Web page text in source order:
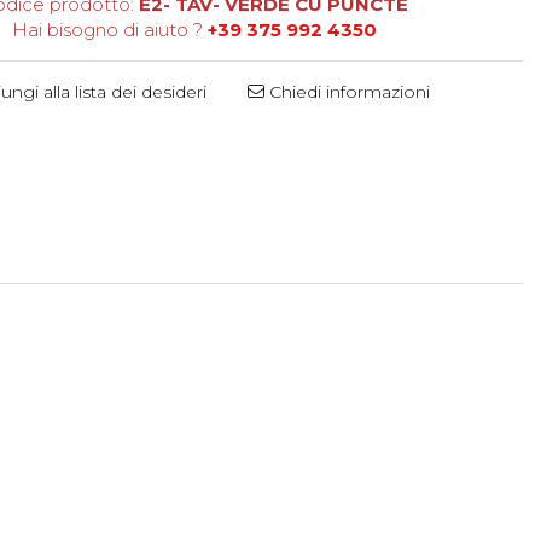
prodotto: E2- TAV- VERDE CU PUNCTE
Hai bisogno di aiuto ? +39 375 992 4350
alla lista dei desideri Chiedi informazioni